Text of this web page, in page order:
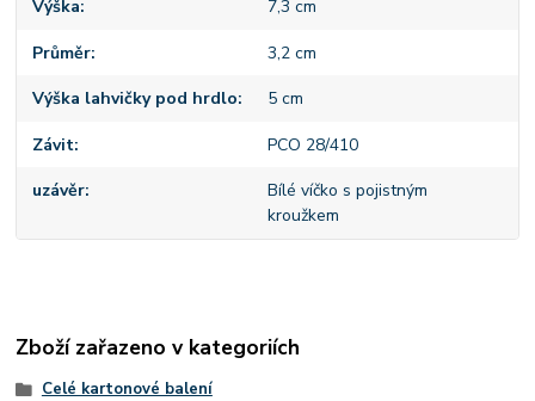
Výška 7,3 cm
Průměr 3,2 cm
Výška lahvičky pod hrdlo 5 cm
Závit PCO 28/410
uzávěr
Bílé víčko s pojistným
kroužkem
Zboží zařazeno v kategoriích
Celé kartonové balení